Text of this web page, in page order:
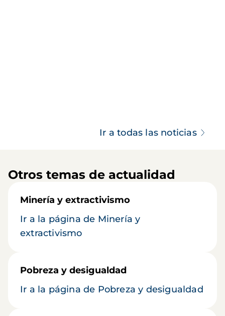
Ir a todas las noticias
Otros temas de actualidad
Minería y extractivismo
Ir a la página de Minería y
extractivismo
Pobreza y desigualdad
Ir a la página de Pobreza y desigualdad